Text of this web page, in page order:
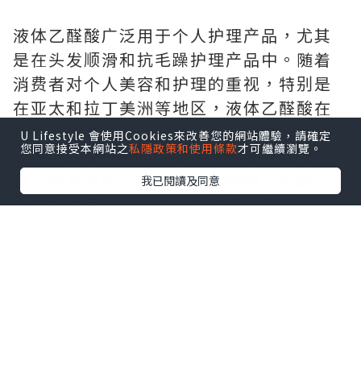
液体乙醛酸广泛用于个人护理产品，尤其
是在头发顺滑和抗毛躁护理产品中。随着
消费者对个人美容和护理的重视，特别是
在亚太和拉丁美洲等地区，液体乙醛酸在
护发配方中的需求逐渐上升。液体乙醛酸
也是合成多种药物（如抗生素和心血管药
物）的重要中间体。全球范围内，老龄化
人口和医疗需求的增长推动了制药行业的
U Lifestyle 會使用Cookies來改善您的網站體驗，請確定
您同意接受本網站之私隱政策和使用條款才可繼續瀏覽。
我已閱讀及同意